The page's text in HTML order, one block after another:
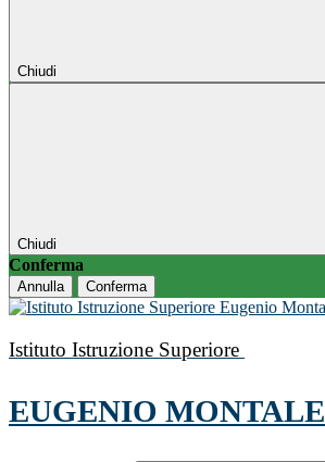
Chiudi
Chiudi
Conferma
Annulla Conferma
Istituto Istruzione Superiore
EUGENIO MONTALE